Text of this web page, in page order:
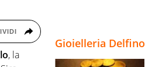
, la
Gioielleria Delfino